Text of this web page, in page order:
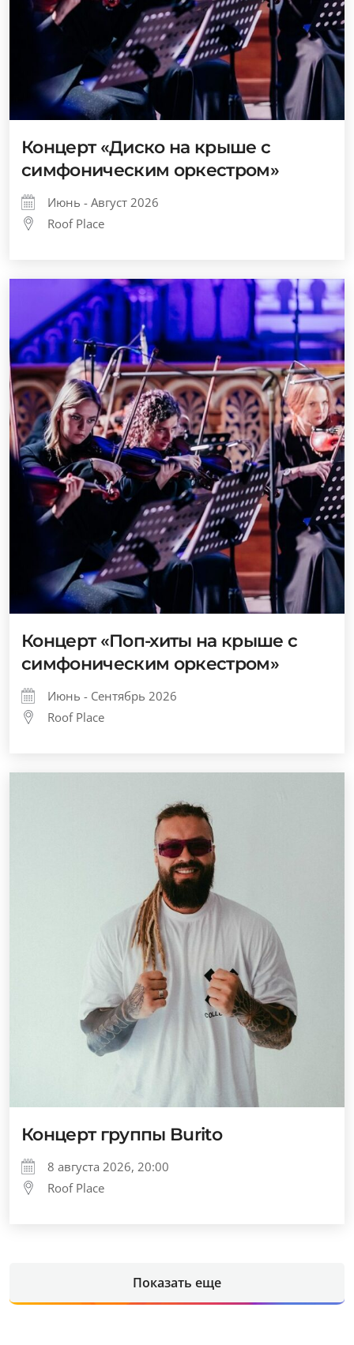
Концерт «Диско на крыше с
симфоническим оркестром»
Июнь - Август 2026
Roof Place
Концерт «Поп-хиты на крыше с
симфоническим оркестром»
Июнь - Сентябрь 2026
Roof Place
Концерт группы Burito
8 августа 2026, 20:00
Roof Place
Показать еще